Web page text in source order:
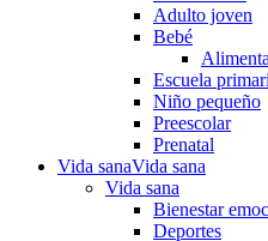
Adulto joven
Bebé
Escuela
Niño pequeño
Preescolar
Prenatal
Vida sanaVida sana
Vida sana
Bienestar
Deportes